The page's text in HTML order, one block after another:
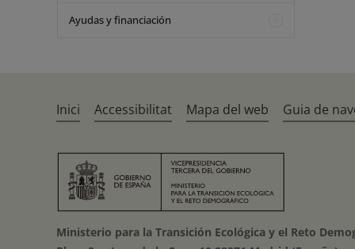
Ayudas y financiación
Inici Accessibilitat Mapa del web Guia de
Ministerio para la Transición Ecológica y el Reto